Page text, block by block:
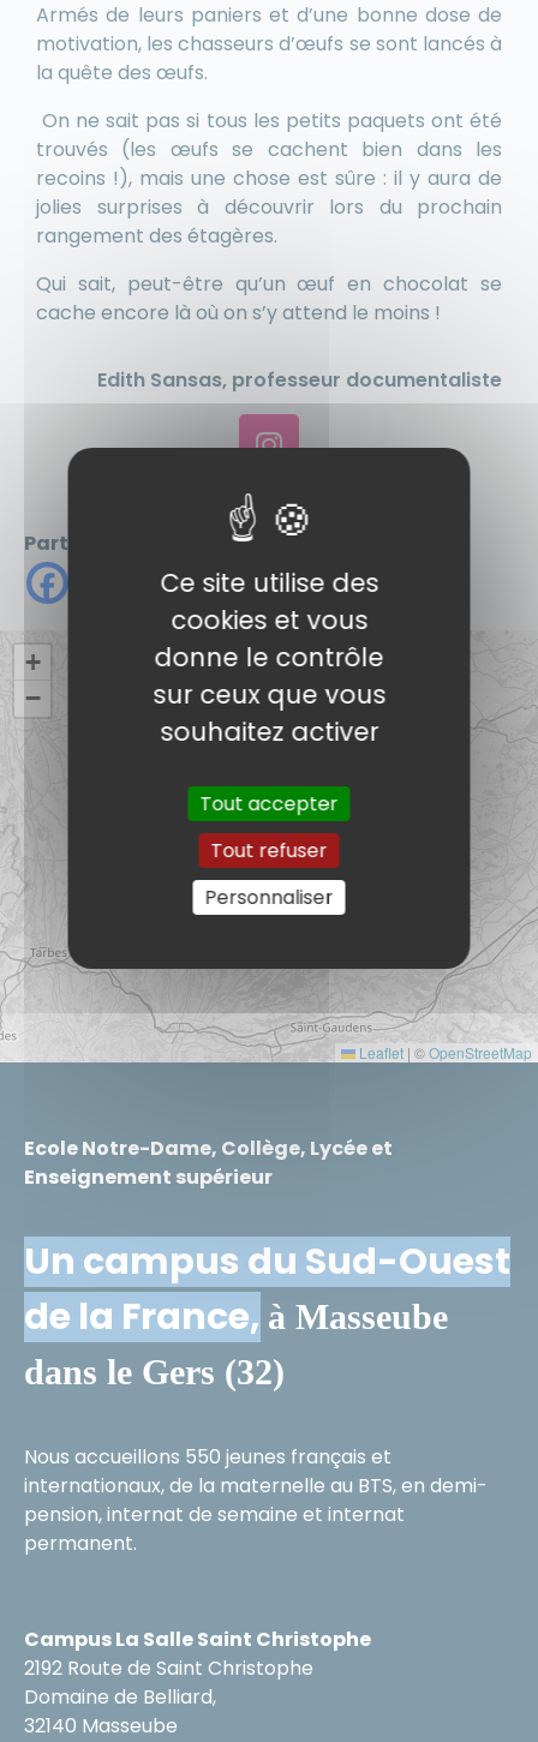
Armés de leurs paniers et d’une bonne dose de
motivation, les chasseurs d’œufs se sont lancés à
la quête des œufs.
On ne sait pas si tous les petits paquets ont été
trouvés (les œufs se cachent bien dans les
recoins !), mais une chose est sûre : il y aura de
jolies surprises à découvrir lors du prochain
rangement des étagères.
Qui sait, peut-être qu’un œuf en chocolat se
cache encore là où on s’y attend le moins !
Edith Sansas, professeur documentaliste
voir plus de photos !
Partager
+
−
Leaflet | ©OpenStreetMap
Ecole Notre-Dame, Collège, Lycée et
Enseignement supérieur
Un campus du Sud-Ouest
de la France, à Masseube
dans le Gers (32)
Nous accueillons 550 jeunes français et
internationaux, de la maternelle au BTS, en demi-
pension, internat de semaine et internat
permanent.
Campus La Salle Saint Christophe
2192 Route de Saint Christophe
Domaine de Belliard,
32140 Masseube
Ce site utilise des
cookies et vous
donne le contrôle
sur ceux que vous
souhaitez activer
Tout accepter
Tout refuser
Personnaliser